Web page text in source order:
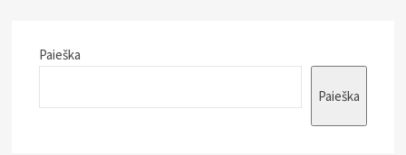
Paieška
Paieška